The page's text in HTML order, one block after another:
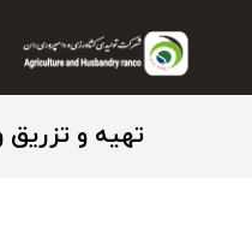
تهیه و